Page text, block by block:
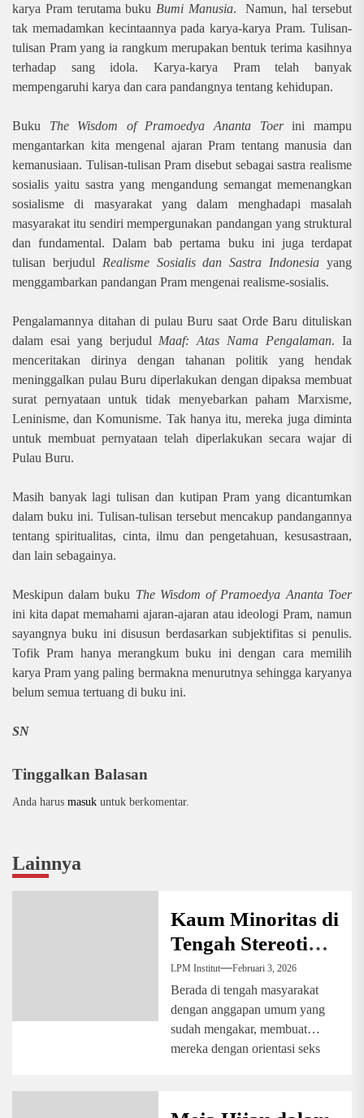
karya Pram terutama buku Bumi Manusia. Namun, hal tersebut
tak memadamkan kecintaannya pada karya-karya Pram. Tulisan-
tulisan Pram yang ia rangkum merupakan bentuk terima kasihnya
terhadap sang idola. Karya-karya Pram telah banyak
mempengaruhi karya dan cara pandangnya tentang kehidupan.
Buku The Wisdom of Pramoedya Ananta Toerini mampu
mengantarkan kita mengenal ajaran Pram tentang manusia dan
kemanusiaan. Tulisan-tulisan Pram disebut sebagai sastra realisme
sosialis yaitu sastra yang mengandung semangat memenangkan
sosialisme di masyarakat yang dalam menghadapi masalah
masyarakat itu sendiri mempergunakan pandangan yang struktural
dan fundamental.
Dalam bab pertama buku ini juga terdapat
tulisan berjudul Realisme Sosialis dan Sastra Indonesia yang
menggambarkan pandangan Pram mengenai realisme-sosialis.
Pengalamannya ditahan di pulau Buru saat Orde Baru dituliskan
dalam esai yang berjudul Maaf: Atas Nama Pengalaman. Ia
menceritakan dirinya dengan tahanan politik yang hendak
meninggalkan pulau Buru diperlakukan dengan dipaksa membuat
surat pernyataan untuk tidak menyebarkan paham Marxisme,
Leninisme, dan Komunisme. Tak hanya itu, mereka juga diminta
untuk membuat pernyataan telah diperlakukan secara wajar di
Pulau Buru.
Masih banyak lagi tulisan dan kutipan Pram yang dicantumkan
dalam buku ini. Tulisan-tulisan tersebut mencakup pandangannya
tentang spiritualitas, cinta, ilmu dan pengetahuan, kesusastraan,
dan lain sebagainya.
Meskipun dalam buku The Wisdom of Pramoedya Ananta Toer
ini kita dapat memahami ajaran-ajaran atau ideologi Pram, namun
sayangnya buku ini disusun berdasarkan subjektifitas si penulis.
Tofik Pram hanya merangkum buku ini dengan cara memilih
karya Pram yang paling bermakna menurutnya sehingga karyanya
belum semua tertuang di buku ini.
SN
Tinggalkan Balasan
Anda harus masuk untuk berkomentar.
Lainnya
Kaum Minoritas di
Tengah Stereotipe
Masyarakat
LPM Institut Februari 3, 2026
Berada di tengah masyarakat
dengan anggapan umum yang
sudah mengakar, membuat
mereka dengan orientasi seks